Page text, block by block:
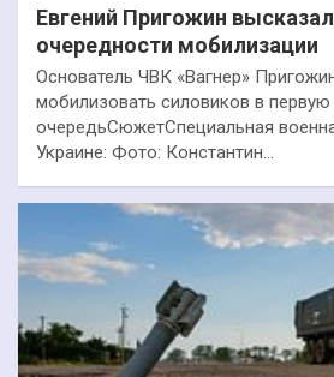
Евгений Пригожин
очередности мобилизации
Основатель ЧВК «Вагнер»
мобилизовать силовиков в первую
очередьСюжетСпециальная
Украине: Фото: Константин…